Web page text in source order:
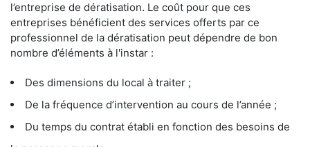
l’entreprise de dératisation. Le coût pour que ces
entreprises bénéficient des services offerts par ce
professionnel de la dératisation peut dépendre de bon
nombre d’éléments à l'instar :
Des dimensions du local à traiter ;
De la fréquence d’intervention au cours de l’année ;
Du temps du contrat établi en fonction des besoins de